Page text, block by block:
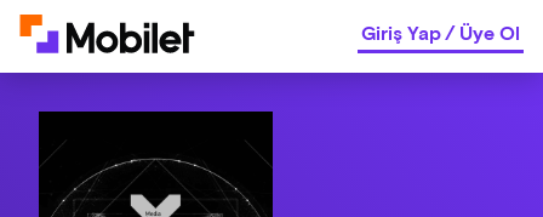
Giriş Yap/Üye Ol